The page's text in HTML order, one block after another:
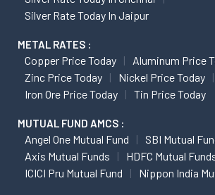
Silver Rate Today In Jaipur
METAL RATES :
Copper Price Today
Aluminum Price
Zinc Price Today
Nickel Price Today
Iron Ore Price Today
Tin Price Today
MUTUAL FUND AMCS :
Angel One Mutual Fund
SBI Mutual
Axis Mutual Funds
HDFC Mutual
ICICI Pru Mutual Fund
Nippon India